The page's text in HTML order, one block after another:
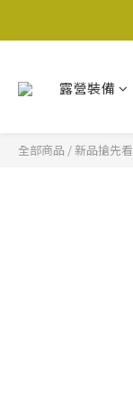
露營裝備
全部商品 /新品搶先看